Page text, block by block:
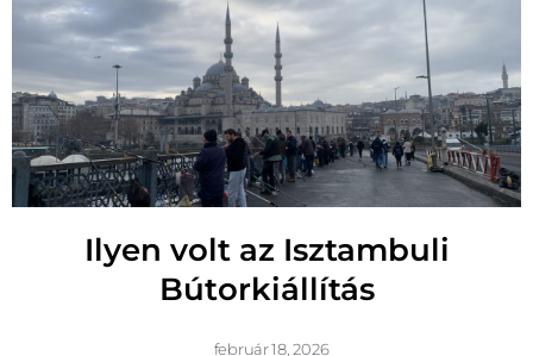
Ilyen volt az Isztambuli
Bútorkiállítás
február 18, 2026